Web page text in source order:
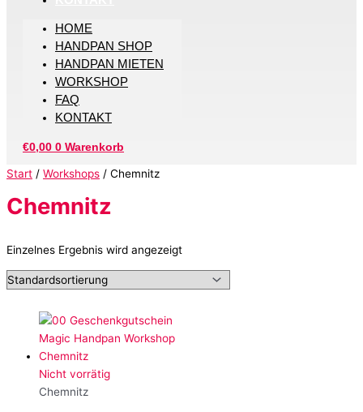
HOME
HANDPAN SHOP
HANDPAN MIETEN
WORKSHOP
FAQ
KONTAKT
€0,00 0 Warenkorb
Start / Workshops / Chemnitz
Chemnitz
Einzelnes Ergebnis wird angezeigt
Nicht vorrätig
Chemnitz